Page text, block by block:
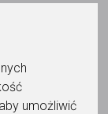
aby umożliwić